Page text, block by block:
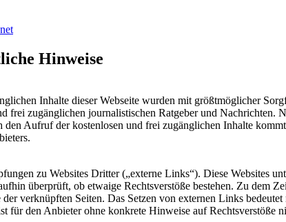
Hinweise
Inhalte dieser Webseite wurden mit größtmöglicher
frei zugänglichen journalistischen Ratgeber und
Aufruf der kostenlosen und frei zugänglichen Inhalte
zu Websites Dritter („externe Links“). Diese Websites
überprüft, ob etwaige Rechtsverstöße bestehen. Zu dem
verknüpften Seiten. Das Setzen von externen Links
für den Anbieter ohne konkrete Hinweise auf Rechtsverstöße